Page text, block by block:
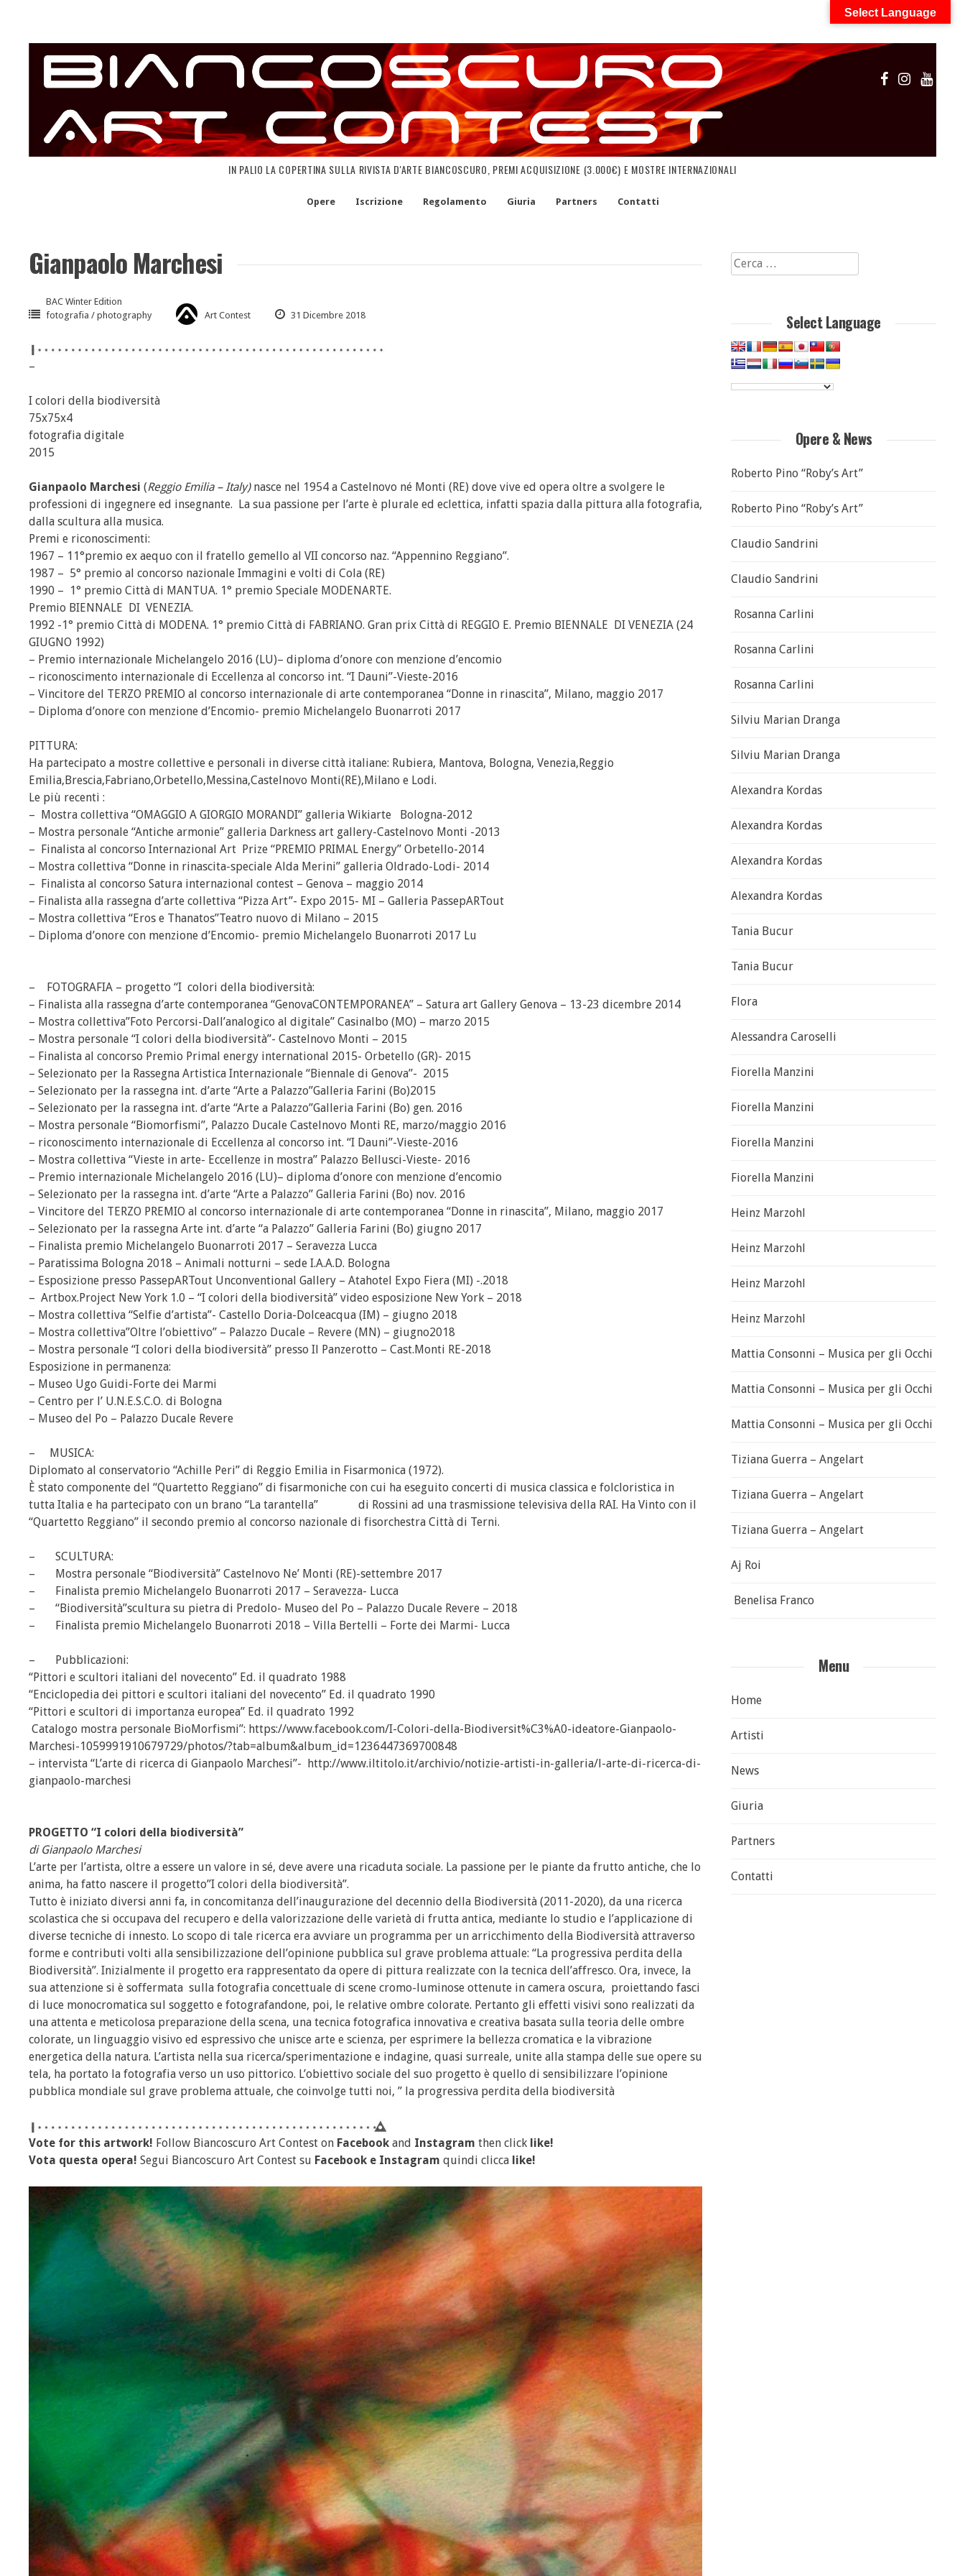
content
IN PALIO LA COPERTINA SULLA RIVISTA D'ARTE BIANCOSCURO, PREMI ACQUISIZIONE (3.000€) E MOSTRE INTERNAZIONALI
Opere Iscrizione Regolamento Giuria Partners Contatti
Gianpaolo Marchesi
BAC Winter Edition
fotografia / photography
Art Contest 31 Dicembre 2018
–
I colori della biodiversità
75x75x4
fotografia digitale
2015
Gianpaolo Marchesi (Reggio Emilia – Italy) nasce nel 1954 a Castelnovo né Monti (RE) dove vive ed opera oltre a svolgere le
professioni di ingegnere ed insegnante. La sua passione per l’arte è plurale ed eclettica, infatti spazia dalla pittura alla fotografia,
dalla scultura alla musica.
Premi e riconoscimenti:
1967 – 11°premio ex aequo con il fratello gemello al VII concorso naz. “Appennino Reggiano”.
1987 – 5° premio al concorso nazionale Immagini e volti di Cola (RE)
1990 – 1° premio Città di MANTUA. 1° premio Speciale MODENARTE.
Premio BIENNALE DI VENEZIA.
1992 -1° premio Città di MODENA. 1° premio Città di FABRIANO. Gran prix Città di REGGIO E. Premio BIENNALE DI VENEZIA (24
GIUGNO 1992)
– Premio internazionale Michelangelo 2016 (LU)– diploma d’onore con menzione d’encomio
– riconoscimento internazionale di Eccellenza al concorso int. “I Dauni”-Vieste-2016
– Vincitore del TERZO PREMIO al concorso internazionale di arte contemporanea “Donne in rinascita”, Milano, maggio 2017
– Diploma d’onore con menzione d’Encomio- premio Michelangelo Buonarroti 2017
PITTURA:
Ha partecipato a mostre collettive e personali in diverse città italiane: Rubiera, Mantova, Bologna, Venezia,Reggio
Emilia,Brescia,Fabriano,Orbetello,Messina,Castelnovo Monti(RE),Milano e Lodi.
Le più recenti :
– Mostra collettiva “OMAGGIO A GIORGIO MORANDI” galleria Wikiarte Bologna-2012
– Mostra personale “Antiche armonie” galleria Darkness art gallery-Castelnovo Monti -2013
– Finalista al concorso Internazional Art Prize “PREMIO PRIMAL Energy” Orbetello-2014
– Mostra collettiva “Donne in rinascita-speciale Alda Merini” galleria Oldrado-Lodi- 2014
– Finalista al concorso Satura internazional contest – Genova – maggio 2014
– Finalista alla rassegna d’arte collettiva “Pizza Art”- Expo 2015- MI – Galleria PassepARTout
– Mostra collettiva “Eros e Thanatos”Teatro nuovo di Milano – 2015
– Diploma d’onore con menzione d’Encomio- premio Michelangelo Buonarroti 2017 Lu
– FOTOGRAFIA – progetto “I colori della biodiversità:
– Finalista alla rassegna d’arte contemporanea “GenovaCONTEMPORANEA” – Satura art Gallery Genova – 13-23 dicembre 2014
– Mostra collettiva”Foto Percorsi-Dall’analogico al digitale” Casinalbo (MO) – marzo 2015
– Mostra personale “I colori della biodiversità”- Castelnovo Monti – 2015
– Finalista al concorso Premio Primal energy international 2015- Orbetello (GR)- 2015
– Selezionato per la Rassegna Artistica Internazionale “Biennale di Genova”- 2015
– Selezionato per la rassegna int. d’arte “Arte a Palazzo”Galleria Farini (Bo)2015
– Selezionato per la rassegna int. d’arte “Arte a Palazzo”Galleria Farini (Bo) gen. 2016
– Mostra personale “Biomorfismi”, Palazzo Ducale Castelnovo Monti RE, marzo/maggio 2016
– riconoscimento internazionale di Eccellenza al concorso int. “I Dauni”-Vieste-2016
– Mostra collettiva “Vieste in arte- Eccellenze in mostra” Palazzo Bellusci-Vieste- 2016
– Premio internazionale Michelangelo 2016 (LU)– diploma d’onore con menzione d’encomio
– Selezionato per la rassegna int. d’arte “Arte a Palazzo” Galleria Farini (Bo) nov. 2016
– Vincitore del TERZO PREMIO al concorso internazionale di arte contemporanea “Donne in rinascita”, Milano, maggio 2017
– Selezionato per la rassegna Arte int. d’arte “a Palazzo” Galleria Farini (Bo) giugno 2017
– Finalista premio Michelangelo Buonarroti 2017 – Seravezza Lucca
– Paratissima Bologna 2018 – Animali notturni – sede I.A.A.D. Bologna
– Esposizione presso PassepARTout Unconventional Gallery – Atahotel Expo Fiera (MI) -.2018
– Artbox.Project New York 1.0 – “I colori della biodiversità” video esposizione New York – 2018
– Mostra collettiva “Selfie d’artista”- Castello Doria-Dolceacqua (IM) – giugno 2018
– Mostra collettiva”Oltre l’obiettivo” – Palazzo Ducale – Revere (MN) – giugno2018
– Mostra personale “I colori della biodiversità” presso Il Panzerotto – Cast.Monti RE-2018
Esposizione in permanenza:
– Museo Ugo Guidi-Forte dei Marmi
– Centro per l’ U.N.E.S.C.O. di Bologna
– Museo del Po – Palazzo Ducale Revere
– MUSICA:
Diplomato al conservatorio “Achille Peri” di Reggio Emilia in Fisarmonica (1972).
È stato componente del “Quartetto Reggiano” di fisarmoniche con cui ha eseguito concerti di musica classica e folcloristica in
tutta Italia e ha partecipato con un brano “La tarantella” di Rossini ad una trasmissione televisiva della RAI. Ha Vinto con il
“Quartetto Reggiano” il secondo premio al concorso nazionale di fisorchestra Città di Terni.
– SCULTURA:
– Mostra personale “Biodiversità” Castelnovo Ne’ Monti (RE)-settembre 2017
– Finalista premio Michelangelo Buonarroti 2017 – Seravezza- Lucca
– “Biodiversità”scultura su pietra di Predolo- Museo del Po – Palazzo Ducale Revere – 2018
– Finalista premio Michelangelo Buonarroti 2018 – Villa Bertelli – Forte dei Marmi- Lucca
– Pubblicazioni:
“Pittori e scultori italiani del novecento” Ed. il quadrato 1988
“Enciclopedia dei pittori e scultori italiani del novecento” Ed. il quadrato 1990
“Pittori e scultori di importanza europea” Ed. il quadrato 1992
Catalogo mostra personale BioMorfismi”: https://www.facebook.com/I-Colori-della-Biodiversit%C3%A0-ideatore-Gianpaolo-
Marchesi-1059991910679729/photos/?tab=album&album_id=1236447369700848
– intervista “L’arte di ricerca di Gianpaolo Marchesi”- http://www.iltitolo.it/archivio/notizie-artisti-in-galleria/l-arte-di-ricerca-di-
gianpaolo-marchesi
PROGETTO “I colori della biodiversità”
di Gianpaolo Marchesi
L’arte per l’artista, oltre a essere un valore in sé, deve avere una ricaduta sociale. La passione per le piante da frutto antiche, che lo
anima, ha fatto nascere il progetto”I colori della biodiversità”.
Tutto è iniziato diversi anni fa, in concomitanza dell’inaugurazione del decennio della Biodiversità (2011-2020), da una ricerca
scolastica che si occupava del recupero e della valorizzazione delle varietà di frutta antica, mediante lo studio e l’applicazione di
diverse tecniche di innesto. Lo scopo di tale ricerca era avviare un programma per un arricchimento della Biodiversità attraverso
forme e contributi volti alla sensibilizzazione dell’opinione pubblica sul grave problema attuale: “La progressiva perdita della
Biodiversità”. Inizialmente il progetto era rappresentato da opere di pittura realizzate con la tecnica dell’affresco. Ora, invece, la
sua attenzione si è soffermata sulla fotografia concettuale di scene cromo-luminose ottenute in camera oscura, proiettando fasci
di luce monocromatica sul soggetto e fotografandone, poi, le relative ombre colorate. Pertanto gli effetti visivi sono realizzati da
una attenta e meticolosa preparazione della scena, una tecnica fotografica innovativa e creativa basata sulla teoria delle ombre
colorate, un linguaggio visivo ed espressivo che unisce arte e scienza, per esprimere la bellezza cromatica e la vibrazione
energetica della natura. L’artista nella sua ricerca/sperimentazione e indagine, quasi surreale, unite alla stampa delle sue opere su
tela, ha portato la fotografia verso un uso pittorico. L’obiettivo sociale del suo progetto è quello di sensibilizzare l’opinione
pubblica mondiale sul grave problema attuale, che coinvolge tutti noi, ” la progressiva perdita della biodiversità
Vote for this artwork! Follow Biancoscuro Art Contest on Facebook and Instagram then click like!
Vota questa opera! Segui Biancoscuro Art Contest su Facebook e Instagram quindi clicca like!
Ricerca
per:
Select Language
Opere & News
Roberto Pino “Roby’s Art”
Roberto Pino “Roby’s Art”
Claudio Sandrini
Claudio Sandrini
Rosanna Carlini
Rosanna Carlini
Rosanna Carlini
Silviu Marian Dranga
Silviu Marian Dranga
Alexandra Kordas
Alexandra Kordas
Alexandra Kordas
Alexandra Kordas
Tania Bucur
Tania Bucur
Flora
Alessandra Caroselli
Fiorella Manzini
Fiorella Manzini
Fiorella Manzini
Fiorella Manzini
Heinz Marzohl
Heinz Marzohl
Heinz Marzohl
Heinz Marzohl
Mattia Consonni – Musica per gli Occhi
Mattia Consonni – Musica per gli Occhi
Mattia Consonni – Musica per gli Occhi
Tiziana Guerra – Angelart
Tiziana Guerra – Angelart
Tiziana Guerra – Angelart
Aj Roi
Benelisa Franco
Menu
Home
Artisti
News
Giuria
Partners
Contatti
Select Language